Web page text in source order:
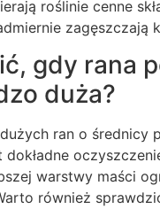
roślinie cenne
zagęszczają
gdy rana
duża?
ran o średnicy
dokładne
warstwy maści
również